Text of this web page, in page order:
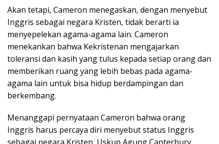
Akan tetapi, Cameron menegaskan, dengan menyebut
Inggris sebagai negara Kristen, tidak berarti ia
menyepelekan agama-agama lain. Cameron
menekankan bahwa Kekristenan mengajarkan
toleransi dan kasih yang tulus kepada setiap orang dan
memberikan ruang yang lebih bebas pada agama-
agama lain untuk bisa hidup berdampingan dan
berkembang.
Menanggapi pernyataan Cameron bahwa orang
Inggris harus percaya diri menyebut status Inggris